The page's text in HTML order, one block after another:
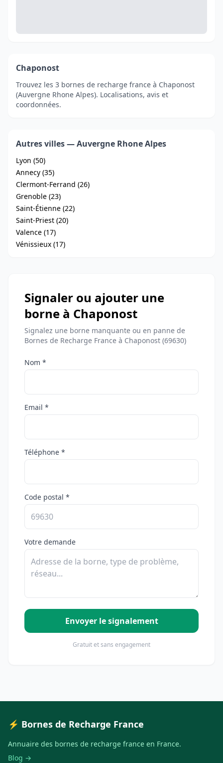
Chaponost
Trouvez les 3 bornes de recharge france à Chaponost
(Auvergne Rhone Alpes). Localisations, avis et
coordonnées.
Autres villes — Auvergne Rhone Alpes
Lyon (50)
Annecy (35)
Clermont-Ferrand (26)
Grenoble (23)
Saint-Étienne (22)
Saint-Priest (20)
Valence (17)
Vénissieux (17)
Signaler ou ajouter une
borne à Chaponost
Signalez une borne manquante ou en panne de
Bornes de Recharge France à Chaponost (69630)
Nom *
Email *
Téléphone *
Code postal *
Votre demande
Envoyer le signalement
Gratuit et sans engagement
⚡ Bornes de Recharge France
Annuaire des bornes de recharge france en France.
Blog →